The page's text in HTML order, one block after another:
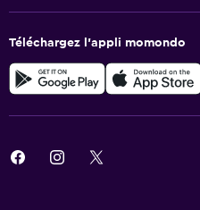
Téléchargez l’appli momondo